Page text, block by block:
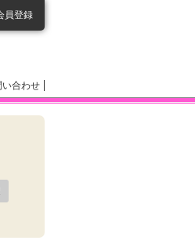
員登録
い合わせ